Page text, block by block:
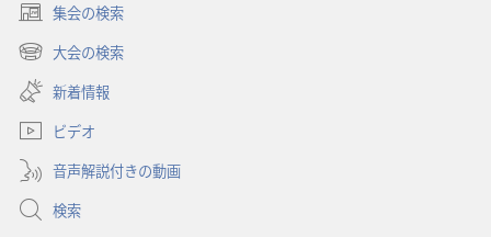
集会の検索
（新
し
タ
で
開
く）
大会の検索
（新
し
い
タ
ブ
で
開
く）
新着情報
ビデオ
音声解説付きの動画
検索